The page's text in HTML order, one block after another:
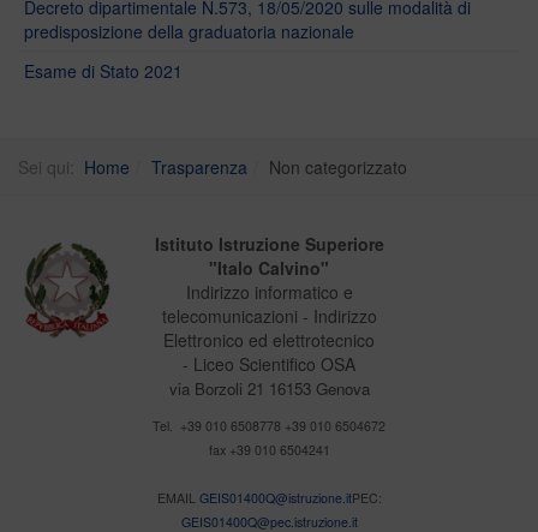
Decreto dipartimentale N.573, 18/05/2020 sulle modalità di
predisposizione della graduatoria nazionale
Esame di Stato 2021
Sei qui: Home Trasparenza Non categorizzato
Istituto Istruzione Superiore
"Italo Calvino"
Indirizzo informatico e
telecomunicazioni - Indirizzo
Elettronico ed elettrotecnico
- Liceo Scientifico OSA
via Borzoli 21 16153 Genova
Tel. +39 010 6508778 +39 010 6504672
fax +39 010 6504241
EMAIL GEIS01400Q@istruzione.itPEC:
GEIS01400Q@pec.istruzione.it